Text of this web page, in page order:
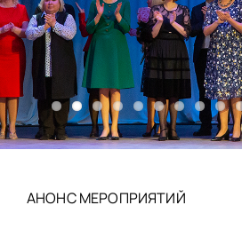
НАШИ
О
СВЕДЕНИЯ
ОТЗЫВЫ
АНОНС МЕРОПРИЯТИЙ